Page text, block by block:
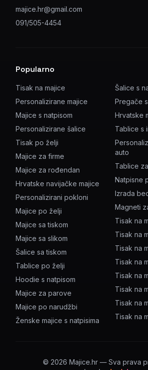
majice.hr@gmail.com
091/505-4454
Popularno
Tisak na majice
Personalizirane majice
Majice s natpisom
Personalizirane šalice
Tisak po želji
Majice za firme
Majice za rođendan
Hrvatske navijačke majice
Personalizirani pokloni
Majice po želji
Majice sa tiskom
Majice sa slikom
Šalice sa tiskom
Tablice po želji
Hoodie s natpisom
Majice za parove
Majice po narudžbi
Ženske majice s natpisima
Šalice s
Pregače
Hrvatske
Tablice s
auto
Tablice
Natpisne
Izrada
Magneti
Tisak na
Tisak na
Tisak na
Tisak na
Tisak na
Tisak na
Tisak na
Tisak na
© 2026 Majice.hr — Sva prava